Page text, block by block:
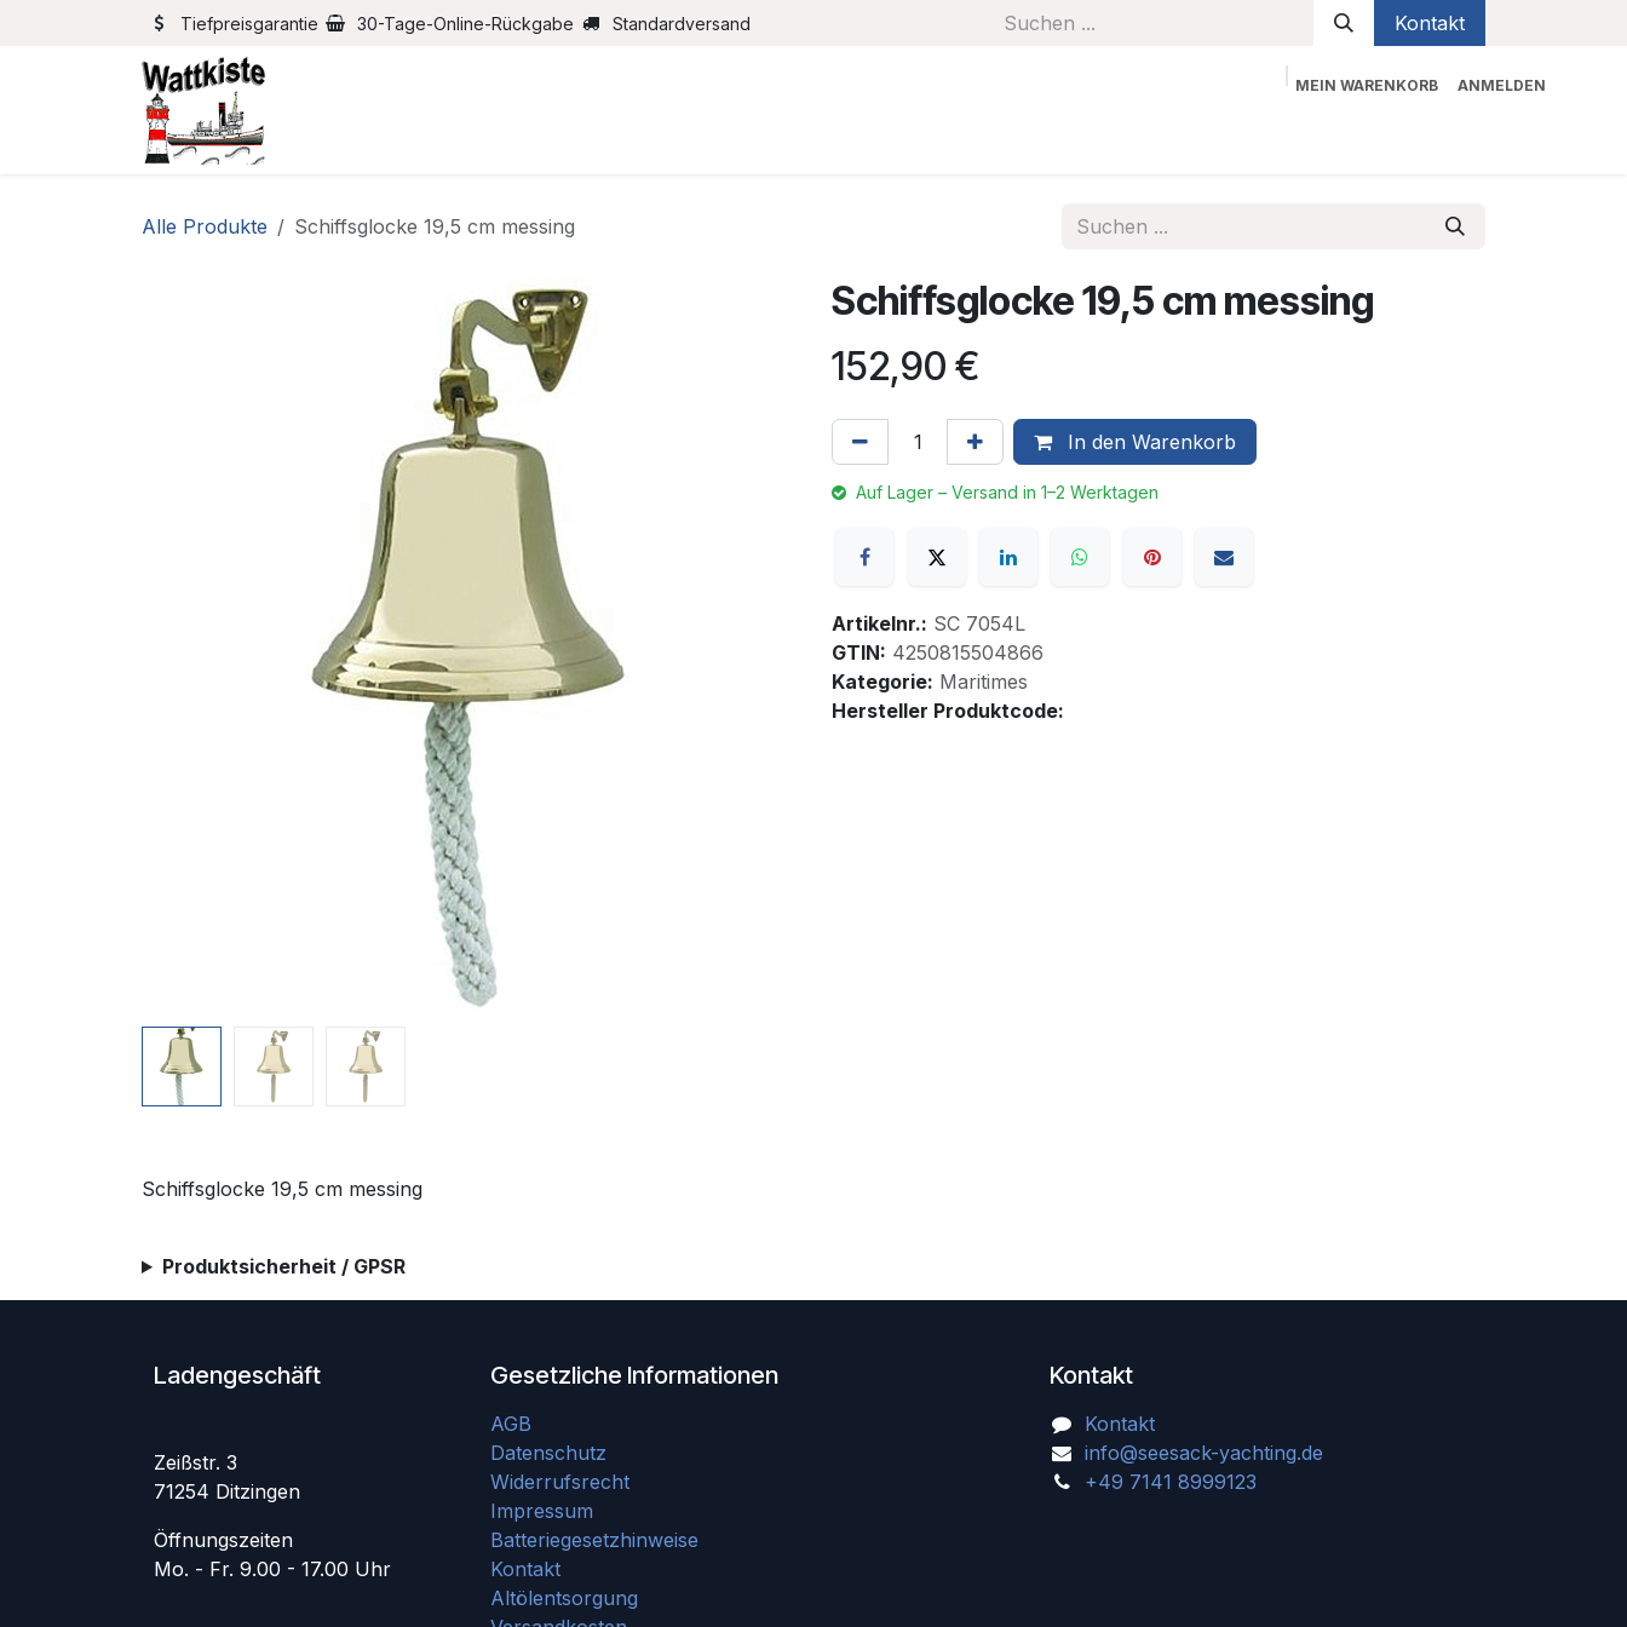
Zum Inhalt springenTiefpreisgarantie 30-Tage-Online-Rückgabe Standardversand Kontakt
MEIN WARENKORB ANMELDEN
Alle Produkte Schiffsglocke 19,5 cm messing
Schiffsglocke 19,5 cm messing
152,90 €
In den Warenkorb
Auf Lager – Versand in 1–2 Werktagen
Artikelnr.: SC 7054L
GTIN: 4250815504866
Kategorie: Maritimes
Hersteller Produktcode:
Schiffsglocke 19,5 cm messing
Produktsicherheit / GPSR
Ladengeschäft
Zeißstr. 3
71254 Ditzingen
Öffnungszeiten
Mo. - Fr. 9.00 - 17.00 Uhr
Kontakt
Kontakt
info@seesack-yachting.de
+49 7141 8999123
Gesetzliche Informationen
AGB
Datenschutz
Widerrufsrecht
Impressum
Batteriegesetzhinweise
Kontakt
Altölentsorgung